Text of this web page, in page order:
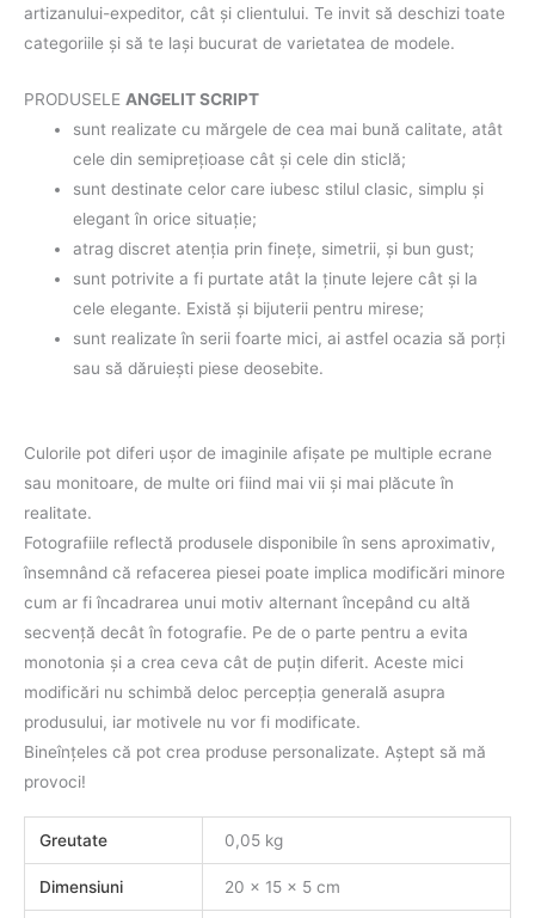
artizanului-expeditor, cât şi clientului. Te invit să deschizi toate
categoriile şi să te laşi bucurat de varietatea de modele.
PRODUSELE ANGELIT SCRIPT
sunt realizate cu mărgele de cea mai bună calitate, atât
cele din semipreţioase cât şi cele din sticlă;
sunt destinate celor care iubesc stilul clasic, simplu şi
elegant în orice situaţie;
atrag discret atenţia prin fineţe, simetrii, şi bun gust;
sunt potrivite a fi purtate atât la ţinute lejere cât şi la
cele elegante. Există şi bijuterii pentru mirese;
sunt realizate în serii foarte mici, ai astfel ocazia să porţi
sau să dăruieşti piese deosebite.
Culorile pot diferi uşor de imaginile afişate pe multiple ecrane
sau monitoare, de multe ori fiind mai vii şi mai plăcute în
realitate.
Fotografiile reflectă produsele disponibile în sens aproximativ,
însemnând că refacerea piesei poate implica modificări minore
cum ar fi încadrarea unui motiv alternant începând cu altă
secvenţă decât în fotografie. Pe de o parte pentru a evita
monotonia şi a crea ceva cât de puţin diferit. Aceste mici
modificări nu schimbă deloc percepţia generală asupra
produsului, iar motivele nu vor fi modificate.
Bineînţeles că pot crea produse personalizate. Aştept să mă
provoci!
Greutate 0,05 kg
Dimensiuni 20 × 15 × 5 cm